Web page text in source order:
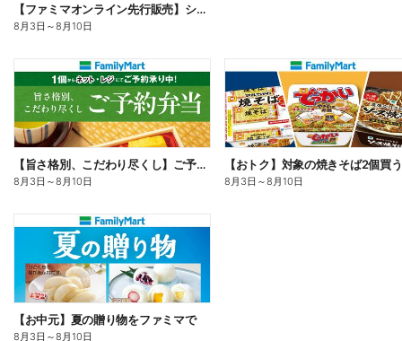
【ファミマオンライン先行販売】シルバニアファミリー
8月3日 ～8月10日
【旨さ格別、こだわり尽くし】ご予約弁当
8月3日 ～8月10日 8月3日 ～8月10日
【お中元】夏の贈り物をファミマで
8月3日 ～8月10日